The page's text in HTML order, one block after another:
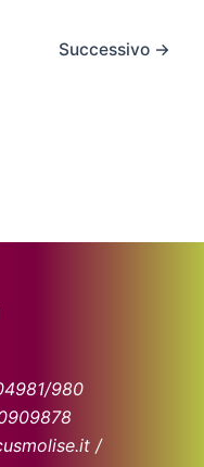
Successivo →
980
/